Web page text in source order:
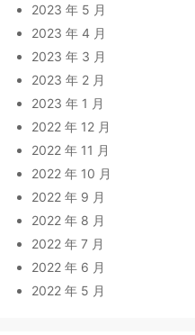
2023 年 5 月
2023 年 4 月
2023 年 3 月
2023 年 2 月
2023 年 1 月
2022 年 12 月
2022 年 11 月
2022 年 10 月
2022 年 9 月
2022 年 8 月
2022 年 7 月
2022 年 6 月
2022 年 5 月